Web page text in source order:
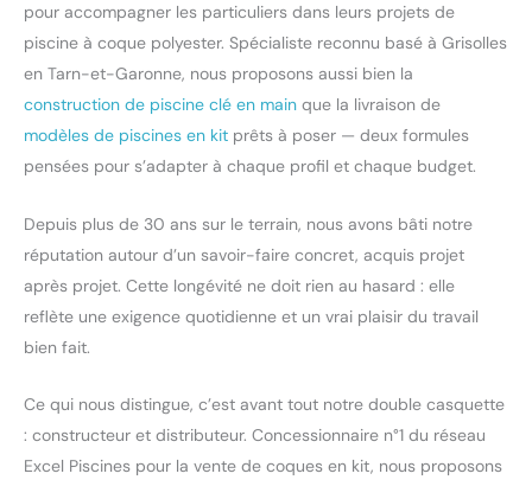
pour accompagner les particuliers dans leurs projets de
piscine à coque polyester. Spécialiste reconnu basé à Grisolles
en Tarn-et-Garonne, nous proposons aussi bien la
construction de piscine clé en main que la livraison de
modèles de piscines en kit prêts à poser — deux formules
pensées pour s’adapter à chaque profil et chaque budget.
Depuis plus de 30 ans sur le terrain, nous avons bâti notre
réputation autour d’un savoir-faire concret, acquis projet
après projet. Cette longévité ne doit rien au hasard : elle
reflète une exigence quotidienne et un vrai plaisir du travail
bien fait.
Ce qui nous distingue, c’est avant tout notre double casquette
: constructeur et distributeur. Concessionnaire n°1 du réseau
Excel Piscines pour la vente de coques en kit, nous proposons